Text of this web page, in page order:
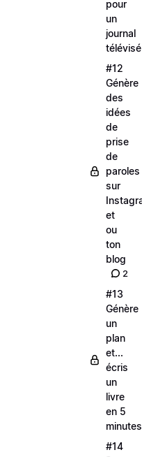
pour
un
journal
télévisé
#12
Génère
des
idées
de
prise
de
paroles
sur
et
ou
ton
blog
2
#13
Génère
un
plan
et...
écris
un
livre
en 5
minutes
#14